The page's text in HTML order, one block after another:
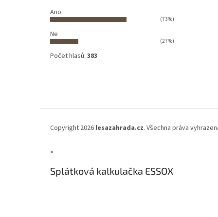
Ano
(73%)
Ne
(27%)
Počet hlasů: 383
Copyright 2026 lesazahrada.cz. Všechna práva
×
Splátková kalkulačka ESSOX